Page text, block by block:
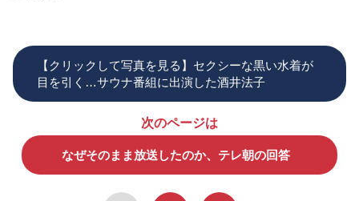
【クリックして写真を見る】セクシーな黒い水着が
目を引く…サウナ番組に出演した酒井法子
次のページは
なぜそのまま放送したのか、テレ朝の回答